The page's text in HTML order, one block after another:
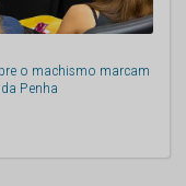
o machismo marcam
Penha